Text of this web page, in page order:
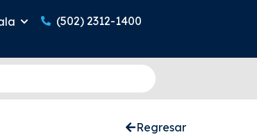
(502) 2312-1400
Regresar